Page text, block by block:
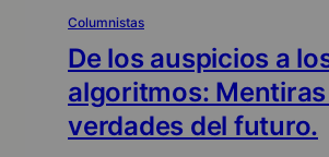
Columnistas
De los auspicios a
algoritmos:
verdades del futuro.